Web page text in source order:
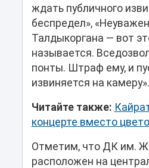
ждать публичного
беспредел»,
Талдыкоргана — вот
называется.
понты. Штраф ему, и
извиняется на камеру».
Читайте также:
концерте вместо
Отметим, что ДК им.
расположен на